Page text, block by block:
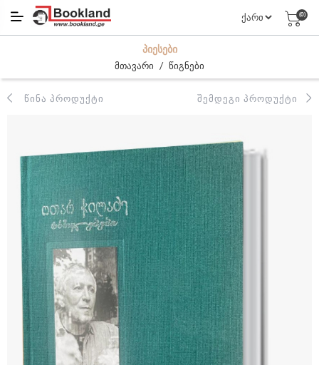
(0)
ᲞᲘᲔᲡᲔᲑᲘ
მთავარი / წიგნები
ᲬᲘᲜᲐ ᲞᲠᲝᲓᲣᲥᲢᲘ ᲨᲔᲛᲓᲔᲒᲘ ᲞᲠᲝᲓᲣᲥᲢᲘ